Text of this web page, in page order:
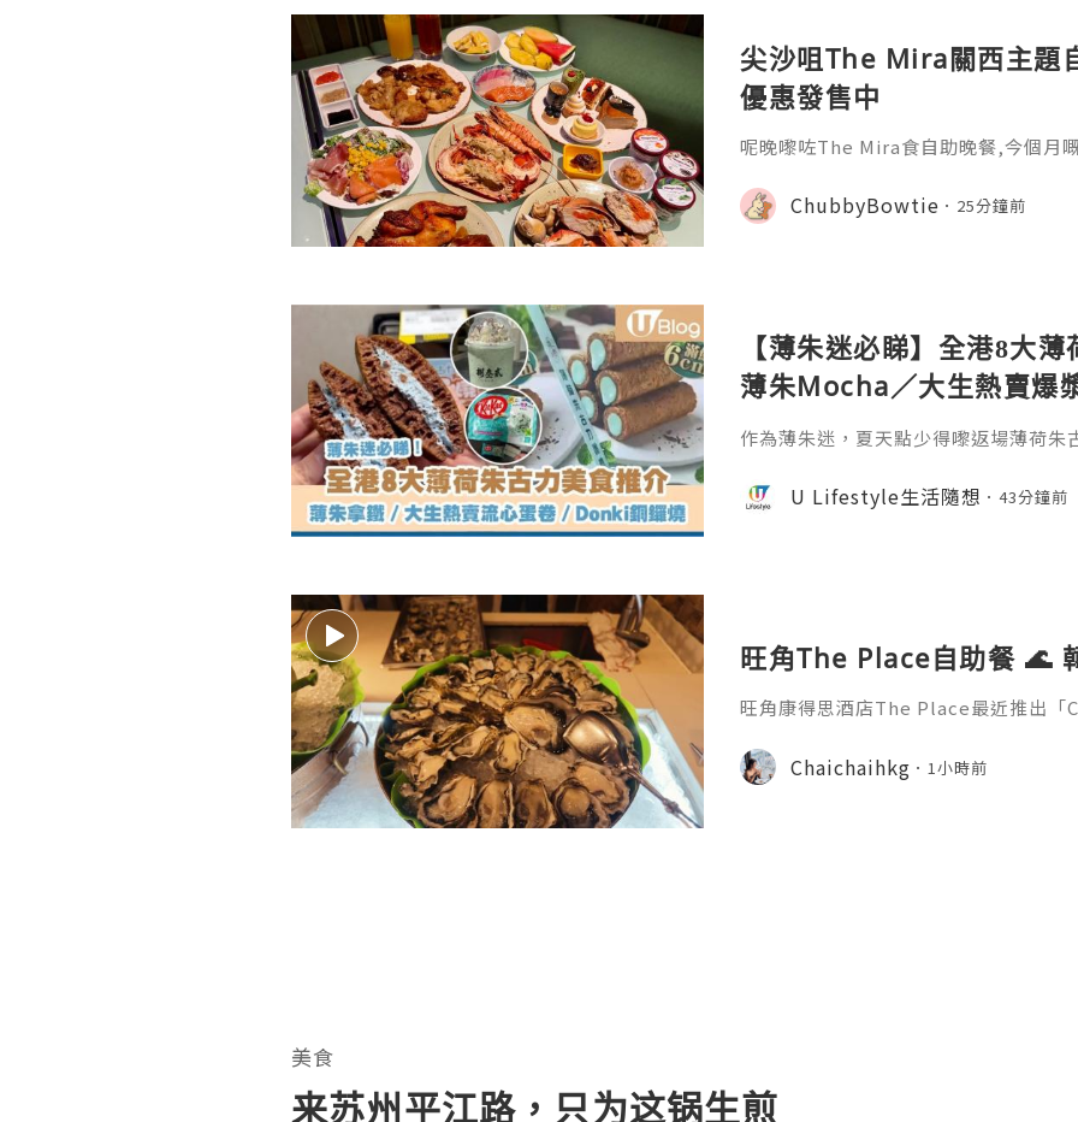
尖沙咀The Mira關西主題
優惠發售中
呢晚嚟咗The Mira食自助晚餐,今個月
好錯過啊🤗今期主打各款日本經典料
鍋､脆炸海膽醬章魚小丸子､黑豚蕃茄
ChubbyBowtie 25分鐘前
【薄朱迷必睇】全港8大
薄朱Mocha／大生熱賣爆
燒
作為薄朱迷，夏天點少得嚟返場薄荷朱
感同朱古力香氣完美平衡嘅美食真係
推介嘅薄荷朱古力美食，即刻睇落去啦～
U Lifestyle生活隨想 43分鐘前
旺角The Place自助餐 🌊
旺角康得思酒店The Place最近推出
饌，砂鍋醬味可樂炒牛肉、可樂蜜汁
魚撈伊麵，中西融合好搭！還有韓式
Chaichaihkg 1小時前
美食
来苏州平江路，只为这锅生煎